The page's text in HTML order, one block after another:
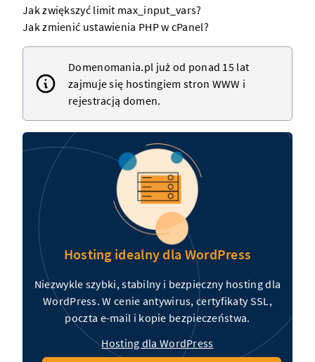
Jak zwiększyć limit max_input_vars?
Jak zmienić ustawienia PHP w cPanel?
Domenomania.pl już od ponad 15 lat
zajmuje się hostingiem stron WWW i
rejestracją domen.
Hosting idealny dla WordPress
Niezwykle szybki, stabilny i bezpieczny hosting dla
WordPress. W cenie antywirus, certyfikaty SSL,
poczta e-mail i kopie bezpieczeństwa.
Hosting dla WordPress